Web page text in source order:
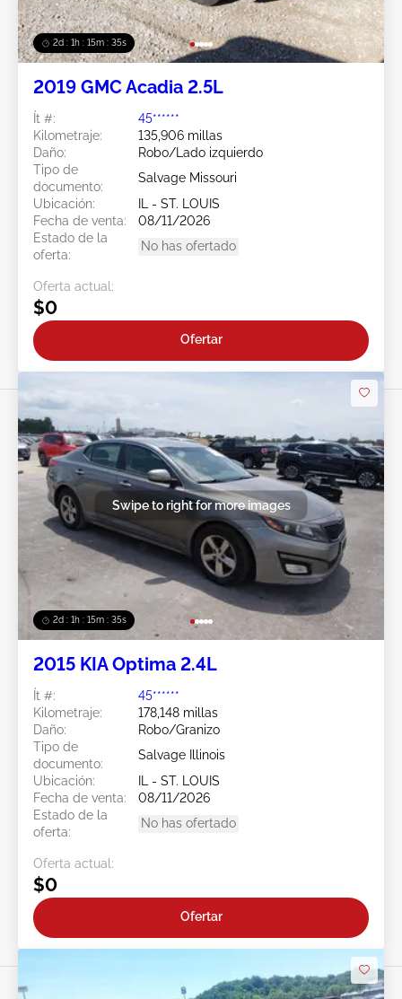
2d : 1h : 15m : 32s
2019 GMC Acadia 2.5L
Ít #:
45******
Kilometraje:
135,906 millas
Daño:
Robo/Lado izquierdo
Tipo de
documento:
Salvage Missouri
Ubicación:
IL - ST. LOUIS
Fecha de venta:
08/11/2026
Estado de la
oferta:
No has ofertado
Oferta actual:
$0
Ofertar
2d : 1h : 15m : 32s
Swipe to right for more images
2015 KIA Optima 2.4L
Ít #:
45******
Kilometraje:
178,148 millas
Daño:
Robo/Granizo
Tipo de
documento:
Salvage Illinois
Ubicación:
IL - ST. LOUIS
Fecha de venta:
08/11/2026
Estado de la
oferta:
No has ofertado
Oferta actual:
$0
Ofertar